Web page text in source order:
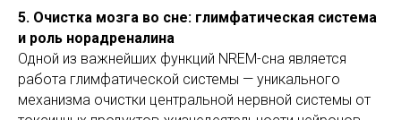
5. Очистка мозга во сне: глимфатическая система
и роль норадреналина
Одной из важнейших функций NREM-сна является
работа глимфатической системы — уникального
механизма очистки центральной нервной системы от